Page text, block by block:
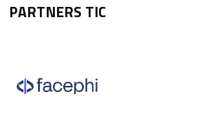
PARTNERS TIC